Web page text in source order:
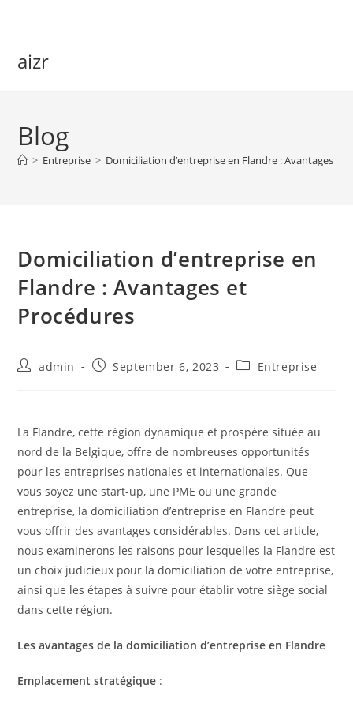
aizr
Blog
> Entreprise > Domiciliation d’entreprise en Flandre : Avantages et
Domiciliation d’entreprise en
Flandre : Avantages et
Procédures
Postadmin
PostSeptember 6, 2023
PostEntreprise
La Flandre, cette région dynamique et prospère située au
nord de la Belgique, offre de nombreuses opportunités
pour les entreprises nationales et internationales. Que
vous soyez une start-up, une PME ou une grande
entreprise, la domiciliation d’entreprise en Flandre peut
vous offrir des avantages considérables. Dans cet article,
nous examinerons les raisons pour lesquelles la Flandre est
un choix judicieux pour la domiciliation de votre entreprise,
ainsi que les étapes à suivre pour établir votre siège social
dans cette région.
Les avantages de la domiciliation d’entreprise en Flandre
Emplacement stratégique :